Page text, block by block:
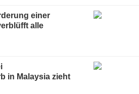
einer
alle
in Malaysia zieht